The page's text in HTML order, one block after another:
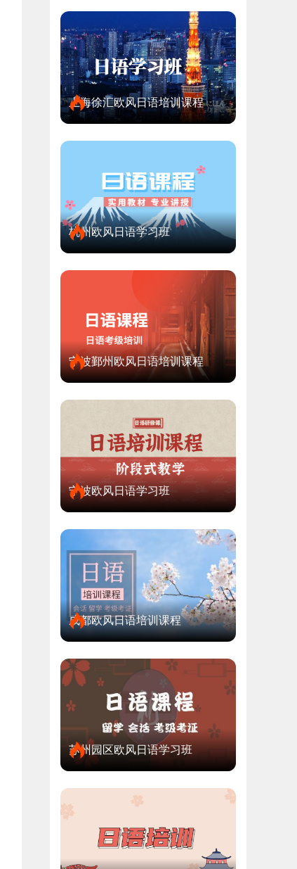
上海徐汇欧风日语培训课程
杭州欧风日语学习班
宁波鄞州欧风日语培训课程
宁波欧风日语学习班
成都欧风日语培训课程
苏州园区欧风日语学习班